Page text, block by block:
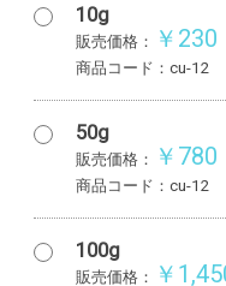
10g
販売価格： ￥230
商品コード：cu-12
50g
販売価格： ￥780
商品コード：cu-12
100g
販売価格： ￥